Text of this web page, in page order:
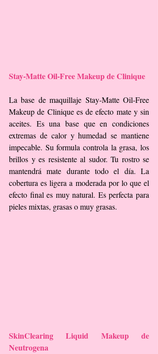
Stay-Matte Oil-Free Makeup de Clinique
La base de maquillaje Stay-Matte Oil-Free
Makeup de Clinique es de efecto mate y sin
aceites. Es una base que en condiciones
extremas de calor y humedad se mantiene
impecable. Su formula controla la grasa, los
brillos y es resistente al sudor. Tu rostro se
mantendrá mate durante todo el día. La
cobertura es ligera a moderada por lo que el
efecto final es muy natural. Es perfecta para
pieles mixtas, grasas o muy grasas.
SkinClearing Liquid Makeup de
Neutrogena